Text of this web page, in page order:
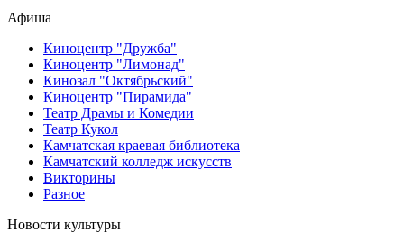
Афиша
Киноцентр "Дружба"
Киноцентр "Лимонад"
Кинозал "Октябрьский"
Киноцентр "Пирамида"
Театр Драмы и Комедии
Театр Кукол
Камчатская краевая библиотека
Камчатский колледж искусств
Викторины
Разное
Новости культуры